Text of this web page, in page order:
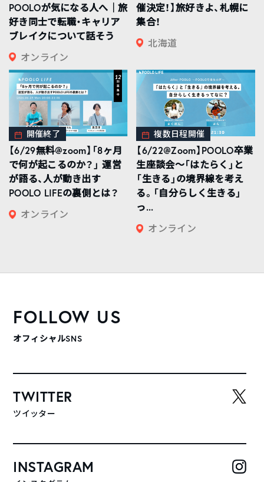
POOLOが気になる人へ｜旅
好き同士で転職・キャリア
ブレイクについて話そう
オンライン
催決定！】旅好きよ、札幌に
集合！
北海道
開催終了
【6/29無料@zoom】「8ヶ月
で何が起こるのか？」 運営
が語る、人が動き出す
POOLO LIFEの裏側とは？
オンライン
複数日程開催
【6/22@Zoom】POOLO卒業
生座談会〜「はたらく」と
「生きる」の境界線を考え
る。「自分らしく生きる」
っ...
オンライン
FOLLOW US
オフィシャルSNS
TWITTER
ツイッター
INSTAGRAM